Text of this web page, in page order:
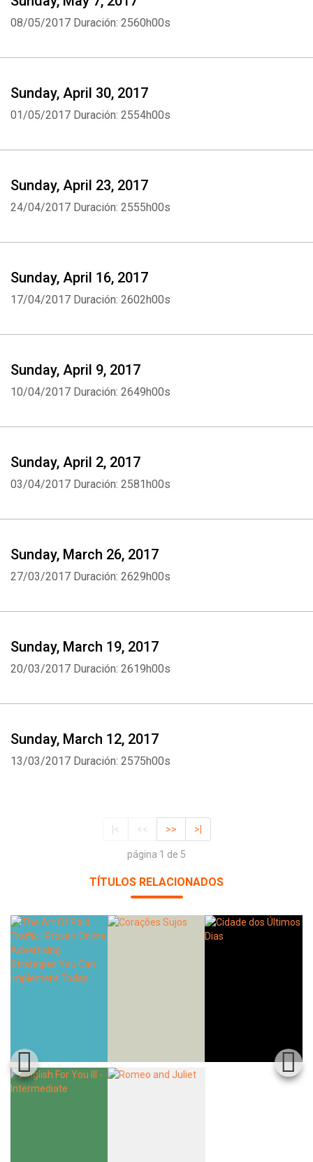
08/05/2017 Duración: 2560h00s
Sunday, April 30, 2017
01/05/2017 Duración: 2554h00s
Sunday, April 23, 2017
24/04/2017 Duración: 2555h00s
Sunday, April 16, 2017
17/04/2017 Duración: 2602h00s
Sunday, April 9, 2017
10/04/2017 Duración: 2649h00s
Sunday, April 2, 2017
03/04/2017 Duración: 2581h00s
Sunday, March 26, 2017
27/03/2017 Duración: 2629h00s
Sunday, March 19, 2017
20/03/2017 Duración: 2619h00s
Sunday, March 12, 2017
13/03/2017 Duración: 2575h00s
|< << >> >|
página 1 de 5
TÍTULOS RELACIONADOS
Whatsapp Facebook